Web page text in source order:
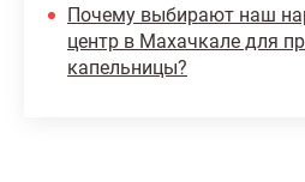
Почему выбирают наш
центр в Махачкале для
капельницы?